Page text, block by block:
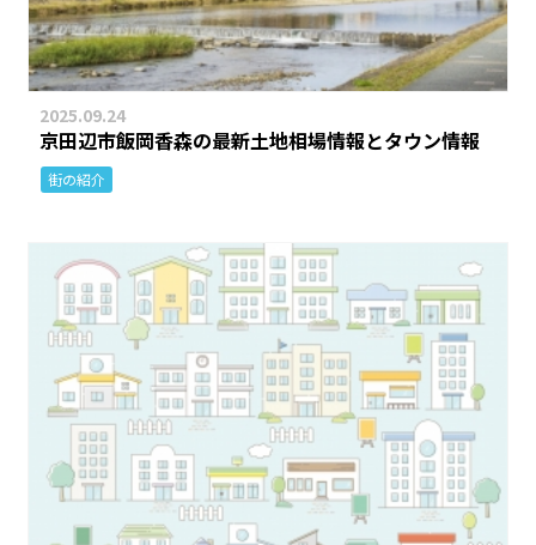
2025.09.24
京田辺市飯岡香森の最新土地相場情報とタウン情報
街の紹介